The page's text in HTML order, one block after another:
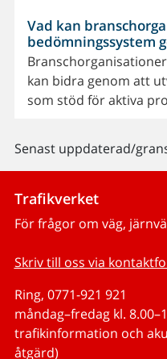
Vad kan
bedömningssystem
kan bidra genom att
som stöd för aktiva
Senast uppdaterad/
Trafikverket
För frågor om väg,
Skriv till oss via
Ring, 0771-921 921
måndag–fredag kl.
trafikinformation och
åtgärd)